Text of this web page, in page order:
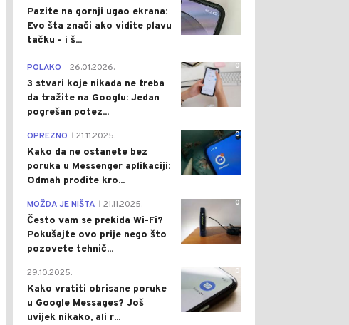
Pazite na gornji ugao ekrana:
Evo šta znači ako vidite plavu
tačku - i š...
0
POLAKO 26.01.2026.
3 stvari koje nikada ne treba
da tražite na Googlu: Jedan
pogrešan potez...
0
OPREZNO 21.11.2025.
Kako da ne ostanete bez
poruka u Messenger aplikaciji:
Odmah prođite kro...
0
MOŽDA JE NIŠTA 21.11.2025.
Često vam se prekida Wi-Fi?
Pokušajte ovo prije nego što
pozovete tehnič...
0
29.10.2025.
Kako vratiti obrisane poruke
u Google Messages? Još
uvijek nikako, ali r...